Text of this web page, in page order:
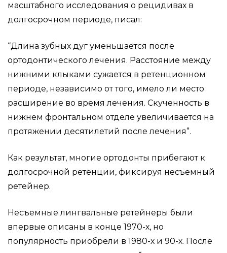
масштабного исследования о рецидивах в
долгосрочном периоде, писал:
“Длина зубных дуг уменьшается после
ортодонтического лечения. Расстояние между
нижними клыками сужается в ретенционном
периоде, независимо от того, имело ли место
расширение во время лечения. Скученность в
нижнем фронтальном отделе увеличивается на
протяжении десятилетий после лечения”.
Как результат, многие ортодонты прибегают к
долгосрочной ретенции, фиксируя несъемный
ретейнер.
Несъемные лингвальные ретейнеры были
впервые описаны в конце 1970-х, но
популярность приобрели в 1980-х и 90-х. После